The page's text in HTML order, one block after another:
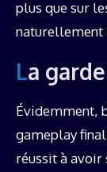
plus que sur
naturellement
La
Évidemment,
gameplay
réussit à